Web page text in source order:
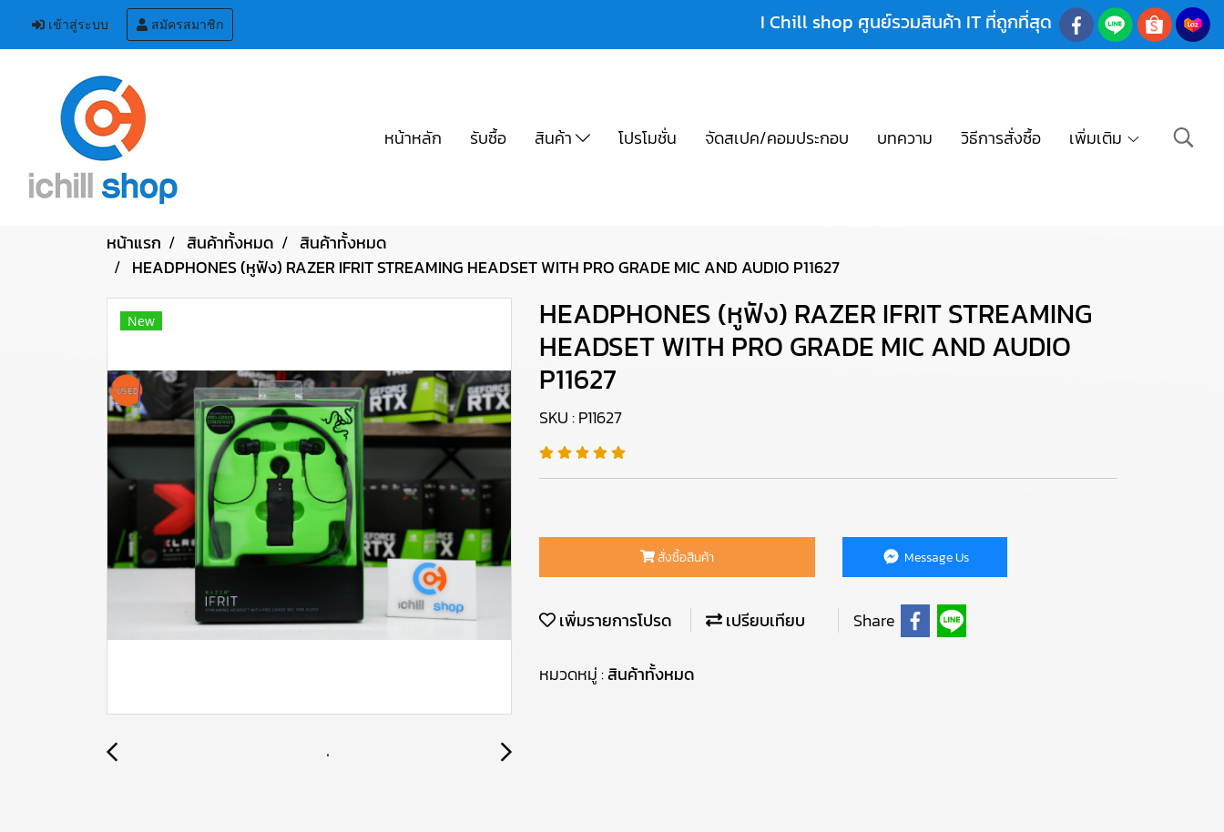
เข้าสู่ระบบ สมัครสมาชิก I Chill shop ศูนย์รวมสินค้า IT ที่ถูกที่สุด
หน้าหลัก รับซื้อ สินค้า โปรโมชั่น จัดสเปค/คอมประกอบ บทความ วิธีการสั่งซื้อ เพิ่มเติม
หน้าแรก สินค้าทั้งหมด
สินค้าทั้งหมด
HEADPHONES (หูฟัง) RAZER IFRIT STREAMING HEADSET WITH PRO GRADE MIC AND AUDIO P11627
New
HEADPHONES (หูฟัง) RAZER IFRIT STREAMING
HEADSET WITH PRO GRADE MIC AND AUDIO
P11627
SKU : P11627
สั่งซื้อสินค้า Message Us
เพิ่มรายการโปรด เปรียบเทียบ Share
หมวดหมู่ :สินค้าทั้งหมด